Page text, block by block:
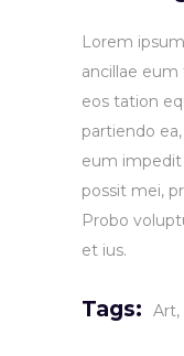
Lorem
ancillae
eos tation
partiendo
eum impedit
possit mei,
Probo
et ius.
Tags: Art